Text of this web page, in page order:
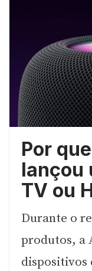
Por
lançou
TV ou
Durante o
produtos, a
dispositivos